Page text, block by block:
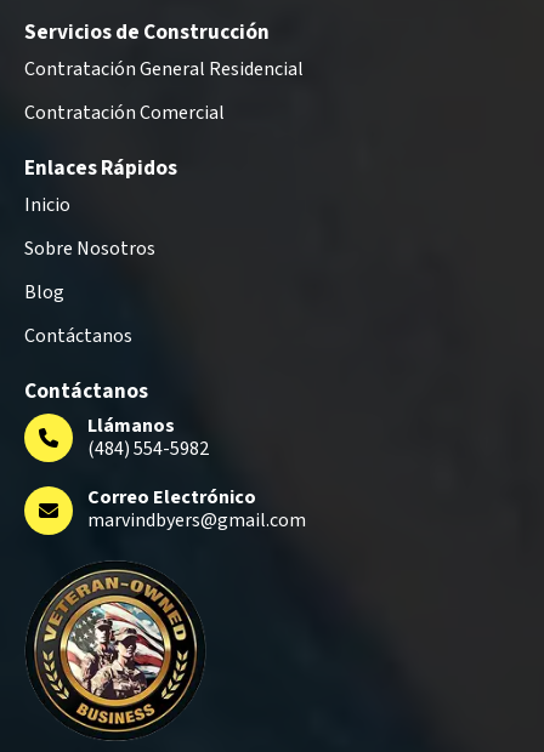
Servicios de Construcción
Contratación General Residencial
Contratación Comercial
Enlaces Rápidos
Inicio
Sobre Nosotros
Blog
Contáctanos
Contáctanos
Llámanos
(484) 554-5982
Correo Electrónico
marvindbyers@gmail.com